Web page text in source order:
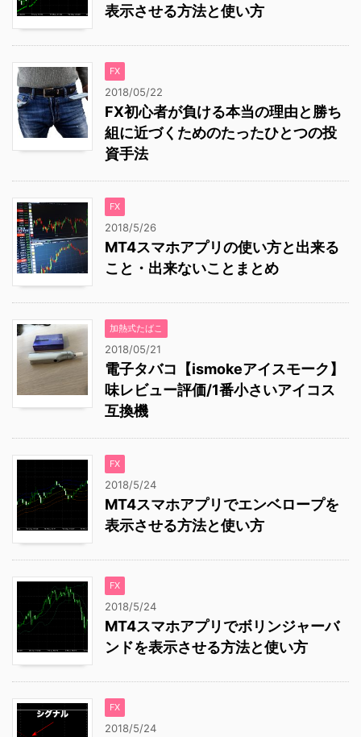
表示させる方法と使い方
FX
2018/05/22
FX初心者が負ける本当の理由と勝ち
組に近づくためのたったひとつの投
資手法
FX
2018/5/26
MT4スマホアプリの使い方と出来る
こと・出来ないことまとめ
加熱式たばこ
2018/05/21
電子タバコ【ismokeアイスモーク】
味レビュー評価/1番小さいアイコス
互換機
FX
2018/5/24
MT4スマホアプリでエンベロープを
表示させる方法と使い方
FX
2018/5/24
MT4スマホアプリでボリンジャーバ
ンドを表示させる方法と使い方
FX
2018/5/24